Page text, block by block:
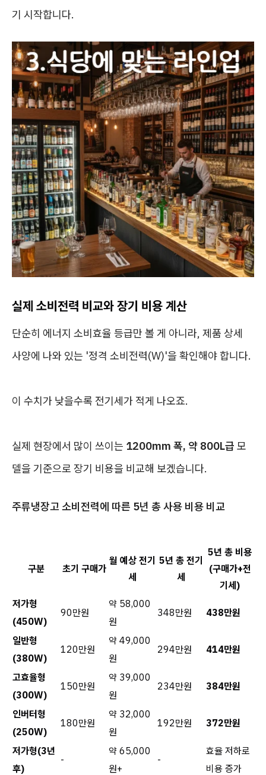
기 시작합니다.
실제 소비전력 비교와 장기 비용 계산
단순히 에너지 소비효율 등급만 볼 게 아니라, 제품 상세
사양에 나와 있는 '정격 소비전력(W)'을 확인해야 합니다.
이 수치가 낮을수록 전기세가 적게 나오죠.
실제 현장에서 많이 쓰이는 1200mm 폭, 약 800L급 모
델을 기준으로 장기 비용을 비교해 보겠습니다.
주류냉장고 소비전력에 따른 5년 총 사용 비용 비교
구분 초기 구매가
월 예상 전기
세
5년 총 전기
세
5년 총 비용
(구매가+전
기세)
저가형
(450W)
90만원
약 58,000
원
348만원 438만원
일반형
(380W)
120만원
약 49,000
원
294만원 414만원
고효율형
(300W)
150만원
약 39,000
원
234만원 384만원
인버터형
(250W)
180만원
약 32,000
원
192만원 372만원
저가형(3년
후)
-
약 65,000
원+
-
효율 저하로
비용 증가